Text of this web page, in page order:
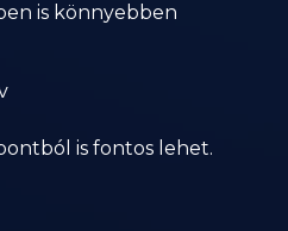
is könnyebben
is fontos lehet.